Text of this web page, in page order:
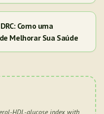
Como uma
Melhorar Sua Saúde
HDL-glucose index with